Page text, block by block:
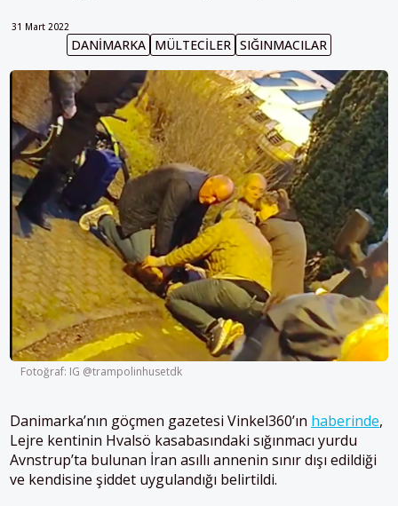
31 Mart 2022
DANIMARKA MÜLTECILER SIĞINMACILAR
Fotoğraf: IG @trampolinhusetdk
Danimarka’nın göçmen gazetesi Vinkel360’ın haberinde,
Lejre kentinin Hvalsö kasabasındaki sığınmacı yurdu
Avnstrup’ta bulunan İran asıllı annenin sınır dışı edildiği
ve kendisine şiddet uygulandığı belirtildi.